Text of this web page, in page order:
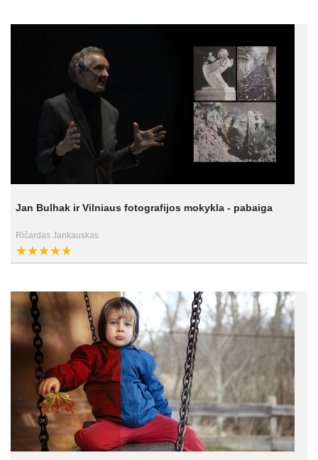
Jan Bulhak ir Vilniaus fotografijos mokykla - pabaiga
Ričardas Jankauskas